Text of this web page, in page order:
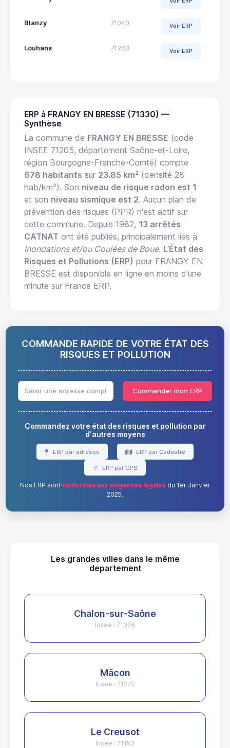
Blanzy 71040 Voir ERP
Louhans 71263 Voir ERP
ERP à FRANGY EN BRESSE (71330) —
Synthèse
La commune de FRANGY EN BRESSE (code
INSEE 71205, département Saône-et-Loire,
région Bourgogne-Franche-Comté) compte
678 habitants sur 23.85 km² (densité 28
hab/km²). Son niveau de risque radon est 1
et son niveau sismique est 2. Aucun plan de
prévention des risques (PPR) n'est actif sur
cette commune. Depuis 1982, 13 arrêtés
CATNAT ont été publiés, principalement liés à
Inondations et/ou Coulées de Boue. L'État des
Risques et Pollutions (ERP) pour FRANGY EN
BRESSE est disponible en ligne en moins d'une
minute sur France ERP.
COMMANDE RAPIDE DE VOTRE ÉTAT DES
RISQUES ET POLLUTION
Commander mon ERP
Commandez votre état des risques et pollution par
d'autres moyens
ERP par adresse ERP par Cadastre
ERP par GPS
Nos ERP sont conformes aux exigences légalesdu 1er Janvier
2025.
Les grandes villes dans le même
departement
Chalon-sur-Saône
Insee : 71076
Mâcon
Insee : 71270
Le Creusot
Insee : 71153